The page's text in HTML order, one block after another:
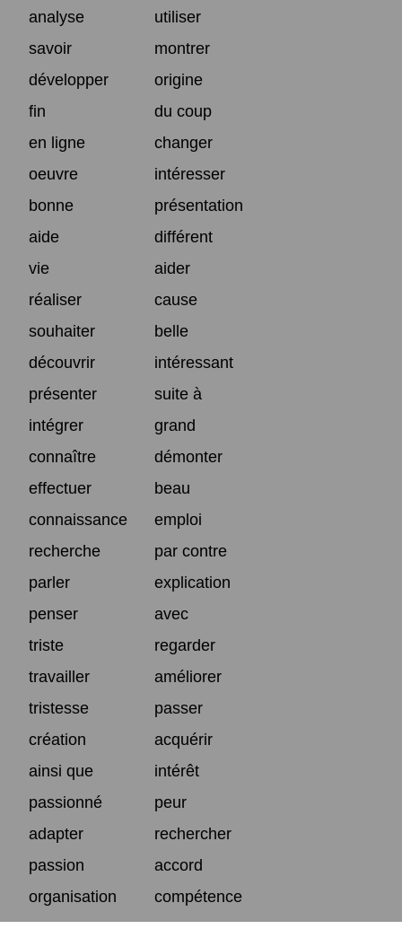
analyse
utiliser
savoir
montrer
développer
origine
fin
du coup
en ligne
changer
oeuvre
intéresser
bonne
présentation
aide
différent
vie
aider
réaliser
cause
souhaiter
belle
découvrir
intéressant
présenter
suite à
intégrer
grand
connaître
démonter
effectuer
beau
connaissance
emploi
recherche
par contre
parler
explication
penser
avec
triste
regarder
travailler
améliorer
tristesse
passer
création
acquérir
ainsi que
intérêt
passionné
peur
adapter
rechercher
passion
accord
organisation
compétence